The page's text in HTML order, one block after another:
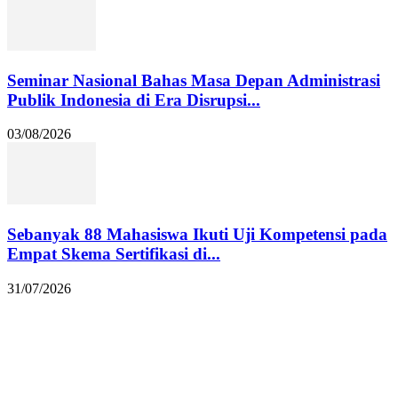
Seminar Nasional Bahas Masa Depan Administrasi
Publik Indonesia di Era Disrupsi...
03/08/2026
Sebanyak 88 Mahasiswa Ikuti Uji Kompetensi pada
Empat Skema Sertifikasi di...
31/07/2026